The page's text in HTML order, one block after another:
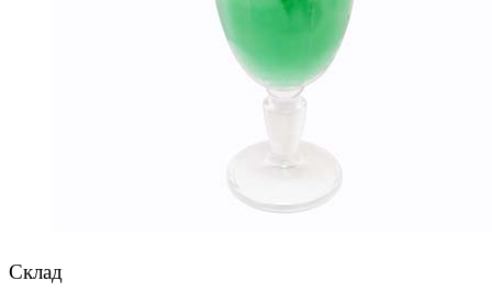
Склад